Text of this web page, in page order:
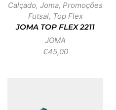
Calçado, Joma, Promoções
Futsal, Top Flex
JOMA TOP FLEX 2211
JOMA
€45,00